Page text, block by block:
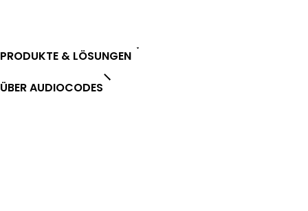
PRODUKTE & LÖSUNGEN
ÜBER AUDIOCODES